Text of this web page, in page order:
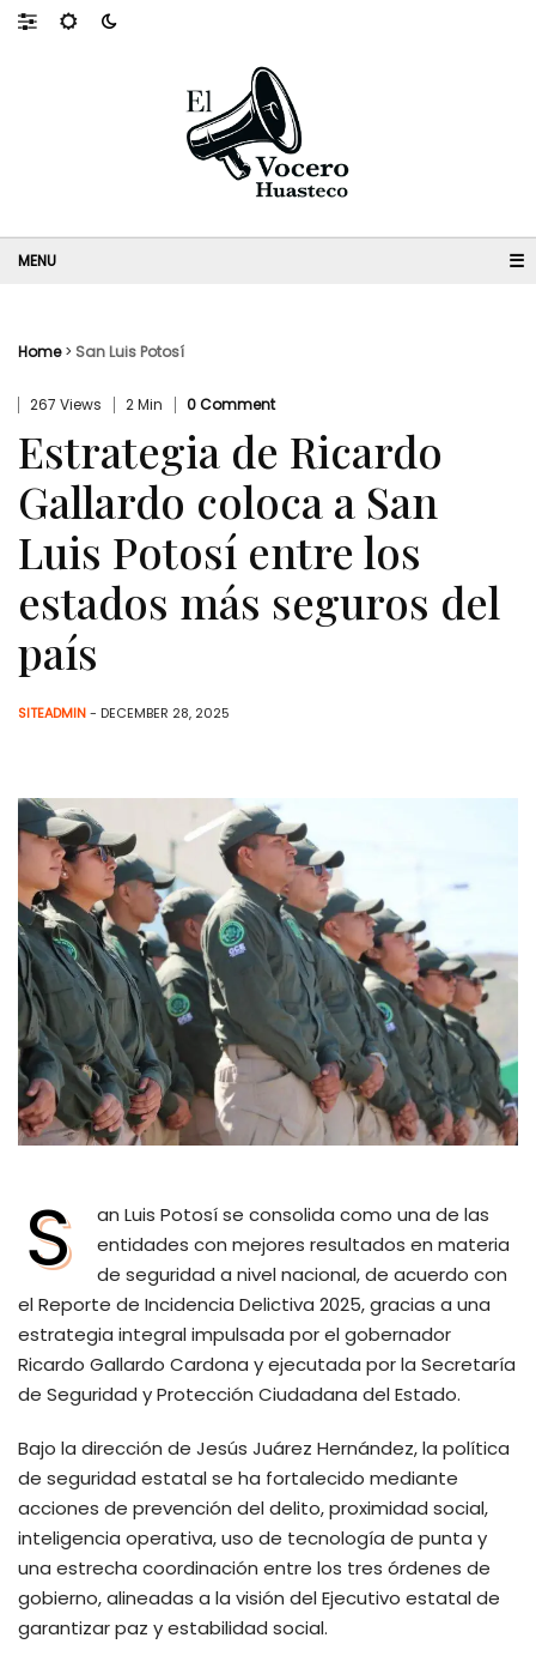
☰
Home> San Luis Potosí
267 Views 2 Min 0 Comment
Estrategia de Ricardo
Gallardo coloca a San
Luis Potosí entre los
estados más seguros del
país
SITEADMIN- DECEMBER 28, 2025
S
an Luis Potosí se consolida como una de las
entidades con mejores resultados en materia
de seguridad a nivel nacional, de acuerdo con
el Reporte de Incidencia Delictiva 2025, gracias a una
estrategia integral impulsada por el gobernador
Ricardo Gallardo Cardona y ejecutada por la Secretaría
de Seguridad y Protección Ciudadana del Estado.
Bajo la dirección de Jesús Juárez Hernández, la política
de seguridad estatal se ha fortalecido mediante
acciones de prevención del delito, proximidad social,
inteligencia operativa, uso de tecnología de punta y
una estrecha coordinación entre los tres órdenes de
gobierno, alineadas a la visión del Ejecutivo estatal de
garantizar paz y estabilidad social.